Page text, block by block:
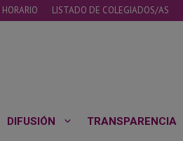
LISTADO DE COLEGIADOS/AS
DIFUSIÓN TRANSPARENCIA